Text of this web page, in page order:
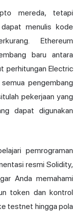
mereda, tetapi
menulis kode
Ethereum
baru antara
perhitungan Electric
pengembang
pekerjaan yang
dapat digunakan
pemrograman
resmi Solidity,
Anda memahami
token dan kontrol
testnet hingga pola